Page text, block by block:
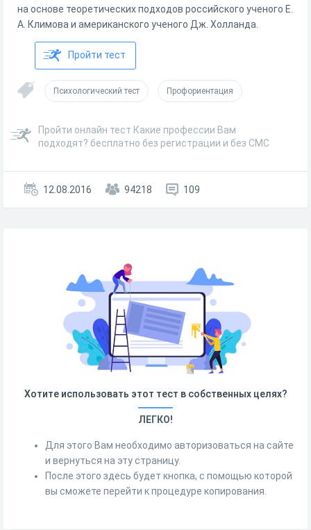
на основе теоретических подходов российского ученого Е.
А. Климова и американского ученого Дж. Холланда.
Пройти тест
Психологический тест Профориентация
Пройти онлайн тест Какие профессии Вам
подходят? бесплатно без регистрации и без СМС
12.08.2016 94218 109
Хотите использовать этот тест в собственных целях?
ЛЕГКО!
Для этого Вам необходимо авторизоваться на сайте
и вернуться на эту страницу.
После этого здесь будет кнопка, с помощью которой
вы сможете перейти к процедуре копирования.